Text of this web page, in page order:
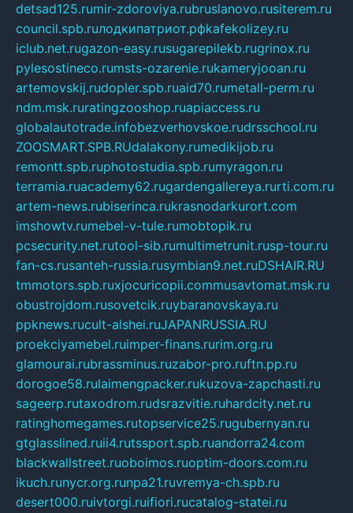
detsad125.rumir-zdoroviya.rubruslanovo.rusiterem.ru
council.spb.ruлодкипатриот.рфkafekolizey.ru
iclub.net.rugazon-easy.rusugarepilekb.rugrinox.ru
pylesostineco.rumsts-ozarenie.rukameryjooan.ru
artemovskij.rudopler.spb.ruaid70.rumetall-perm.ru
ndm.msk.ruratingzooshop.ruapiaccess.ru
globalautotrade.infobezverhovskoe.rudrsschool.ru
ZOOSMART.SPB.RUdalakony.rumedikijob.ru
remontt.spb.ruphotostudia.spb.rumyragon.ru
terramia.ruacademy62.rugardengallereya.rurti.com.ru
artem-news.rubiserinca.rukrasnodarkurort.com
imshowtv.rumebel-v-tule.rumobtopik.ru
pcsecurity.net.rutool-sib.rumultimetrunit.rusp-tour.ru
fan-cs.rusanteh-russia.rusymbian9.net.ruDSHAIR.RU
tmmotors.spb.ruxjocuricopii.commusavtomat.msk.ru
obustrojdom.rusovetcik.ruybaranovskaya.ru
ppknews.rucult-alshei.ruJAPANRUSSIA.RU
proekciyamebel.ruimper-finans.rurim.org.ru
glamourai.rubrassminus.ruzabor-pro.ruftn.pp.ru
dorogoe58.rulaimengpacker.rukuzova-zapchasti.ru
sageerp.rutaxodrom.rudsrazvitie.ruhardcity.net.ru
ratinghomegames.rutopservice25.rugubernyan.ru
gtglasslined.ruii4.rutssport.spb.ruandorra24.com
blackwallstreet.ruoboimos.ruoptim-doors.com.ru
ikuch.runycr.org.runpa21.ruvremya-ch.spb.ru
desert000.ruivtorgi.ruifiori.rucatalog-statei.ru